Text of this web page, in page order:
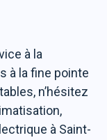
à la
à la fine pointe
n’hésitez
à Saint-